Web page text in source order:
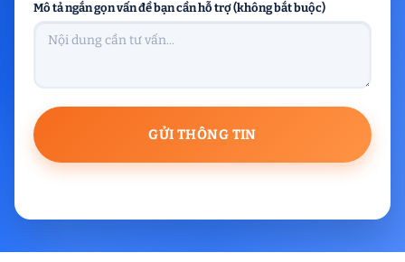
Mô tả ngắn gọn vấn đề bạn cần hỗ trợ (không bắt buộc)